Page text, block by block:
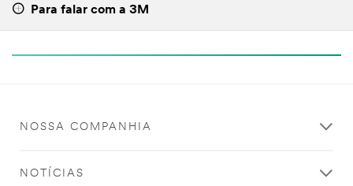
Para falar com a 3M
NOSSA COMPANHIA
NOTÍCIAS